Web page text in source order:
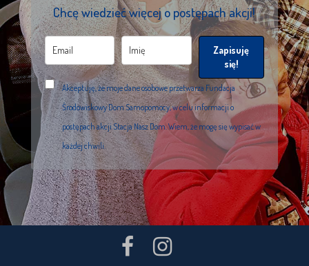
Chcę wiedzieć więcej o postępach akcji!
Zapisuję
się!
Akceptuję, że moje dane osobowe przetwarza Fundacja
Środowiskowy Dom Samopomocy, w celu informacji o
postępach akcji Stacja Nasz Dom. Wiem, że mogę się wypisać w
każdej chwili.